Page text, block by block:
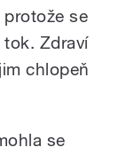
protože se
tok. Zdraví
chlopeň
se